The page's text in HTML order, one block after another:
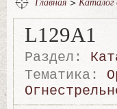
L129A1
Раздел:
Тематика: